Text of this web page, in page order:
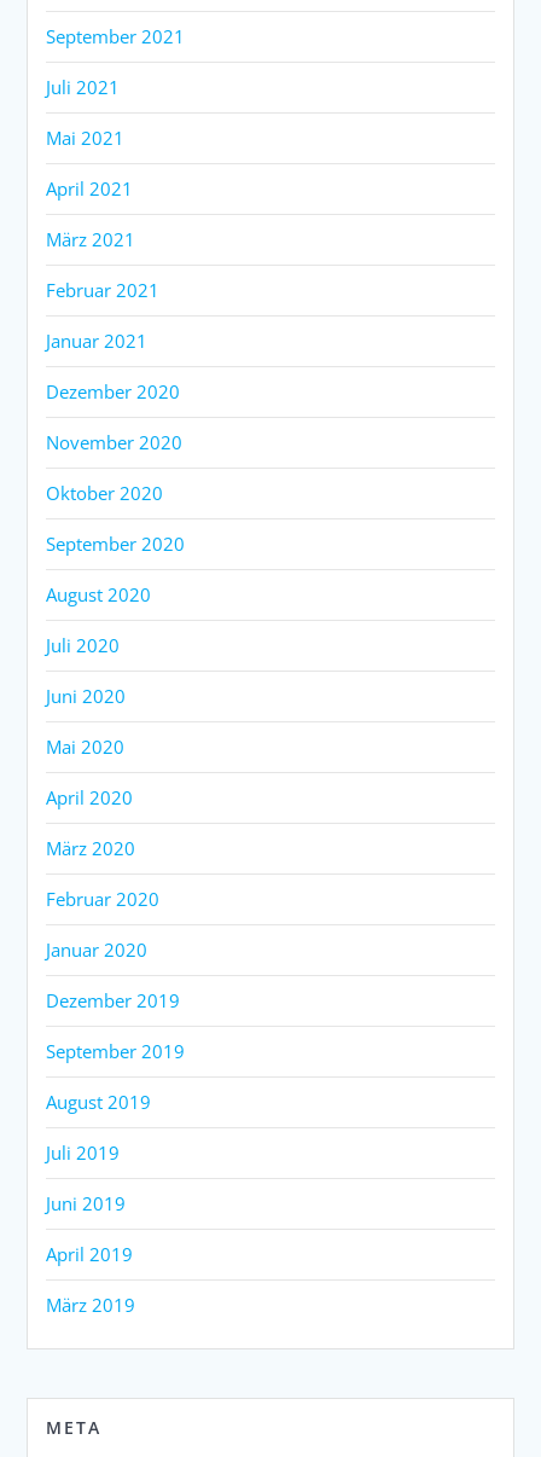
September 2021
Juli 2021
Mai 2021
April 2021
März 2021
Februar 2021
Januar 2021
Dezember 2020
November 2020
Oktober 2020
September 2020
August 2020
Juli 2020
Juni 2020
Mai 2020
April 2020
März 2020
Februar 2020
Januar 2020
Dezember 2019
September 2019
August 2019
Juli 2019
Juni 2019
April 2019
März 2019
META